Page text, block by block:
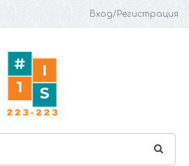
Вход/Регистрация